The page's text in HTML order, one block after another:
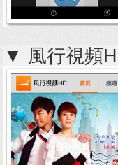
▼ 風行視頻